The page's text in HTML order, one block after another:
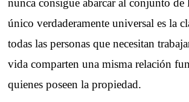
nunca consigue abarcar al conjunto de
único verdaderamente universal es la
todas las personas que necesitan
vida comparten una misma relación
quienes poseen la propiedad.